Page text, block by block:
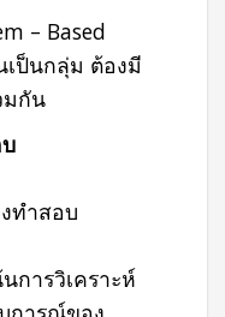
– Based
ป็นกลุ่ม ต้องมี
มกัน
ทำสอบ
การวิเคราะห์